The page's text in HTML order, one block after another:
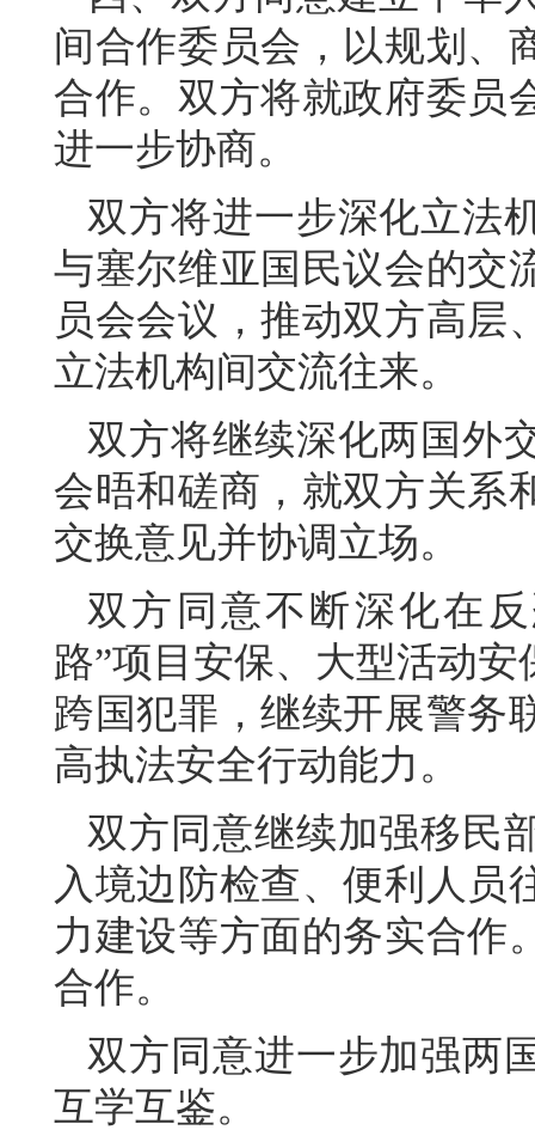
间合作委员会，以规划、
合作。双方将就政府委员
进一步协商。
双方将进一步深化立法
与塞尔维亚国民议会的交
员会会议，推动双方高层
立法机构间交流往来。
双方将继续深化两国外
会晤和磋商，就双方关系
交换意见并协调立场。
双方同意不断深化在
路”项目安保、大型活动
跨国犯罪，继续开展警务
高执法安全行动能力。
双方同意继续加强移民
入境边防检查、便利人员
力建设等方面的务实合作
合作。
双方同意进一步加强两
互学互鉴。